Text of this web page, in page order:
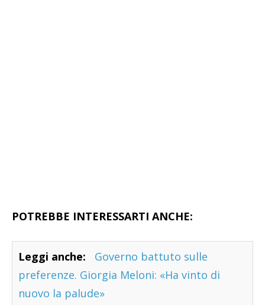
POTREBBE INTERESSARTI ANCHE:
Leggi anche:
Governo battuto sulle
preferenze. Giorgia Meloni: «Ha vinto di
nuovo la palude»